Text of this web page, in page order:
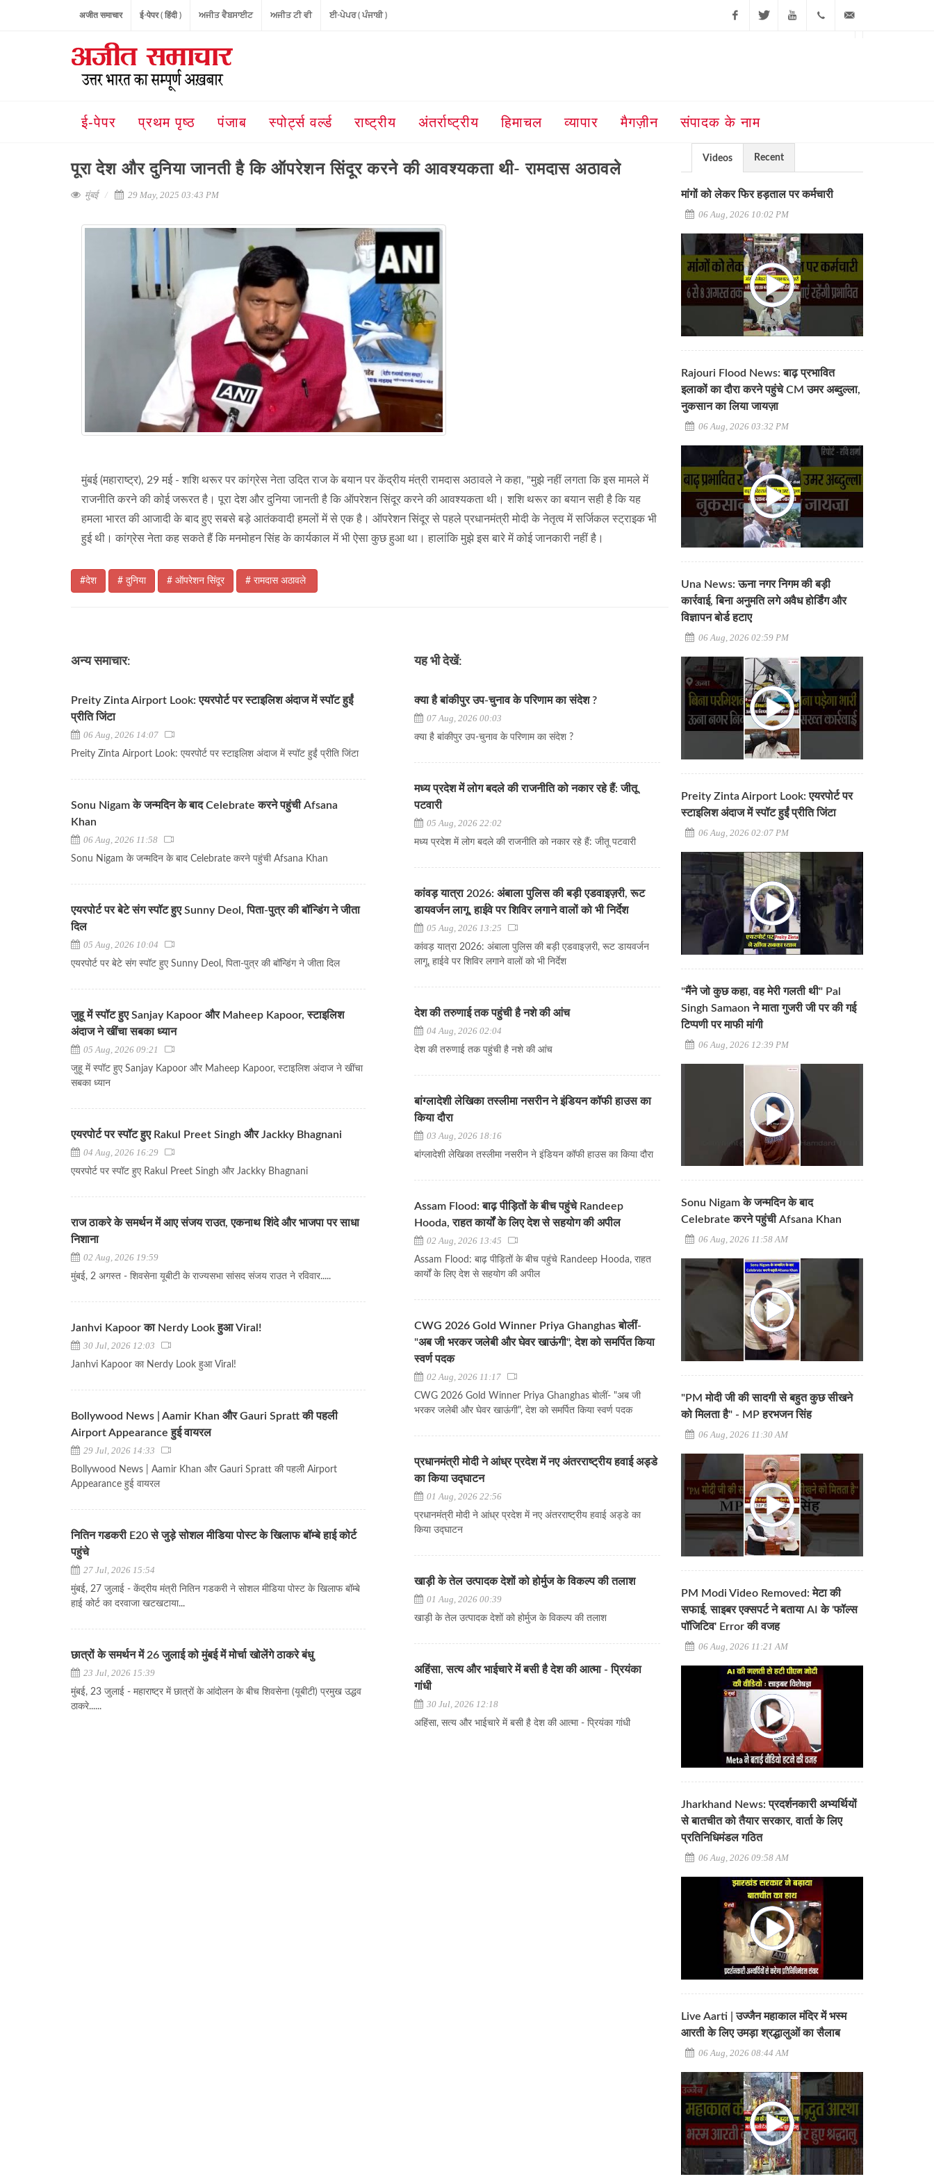
अजीत समाचार ई-पेपर ( हिंदी ) ਅਜੀਤ ਵੈਬਸਾਈਟ ਅਜੀਤ ਟੀ ਵੀ ਈ-ਪੇਪਰ ( ਪੰਜਾਬੀ )
ई-पेपर प्रथम पृष्ठ पंजाब स्पोर्ट्स वर्ल्ड राष्ट्रीय अंतर्राष्ट्रीय हिमाचल व्यापार मैगज़ीन संपादक के नाम
पूरा देश और दुनिया जानती है कि ऑपरेशन सिंदूर करने की आवश्यकता थी- रामदास अठावले
मुंबई 29 May, 2025 03:43 PM
मुंबई (महाराष्ट्र), 29 मई - शशि थरूर पर कांग्रेस नेता उदित राज के बयान पर केंद्रीय मंत्री रामदास अठावले ने कहा, "मुझे नहीं लगता कि इस मामले में
राजनीति करने की कोई जरूरत है। पूरा देश और दुनिया जानती है कि ऑपरेशन सिंदूर करने की आवश्यकता थी। शशि थरूर का बयान सही है कि यह
हमला भारत की आजादी के बाद हुए सबसे बड़े आतंकवादी हमलों में से एक है। ऑपरेशन सिंदूर से पहले प्रधानमंत्री मोदी के नेतृत्व में सर्जिकल स्ट्राइक भी
हुई थी। कांग्रेस नेता कह सकते हैं कि मनमोहन सिंह के कार्यकाल में भी ऐसा कुछ हुआ था। हालांकि मुझे इस बारे में कोई जानकारी नहीं है।
#देश # दुनिया # ऑपरेशन सिंदूर # रामदास अठावले
अन्य समाचार:
Preity Zinta Airport Look: एयरपोर्ट पर स्टाइलिश अंदाज में स्पॉट हुईं
प्रीति जिंटा
06 Aug, 2026 14:07
Preity Zinta Airport Look: एयरपोर्ट पर स्टाइलिश अंदाज में स्पॉट हुईं प्रीति जिंटा
Sonu Nigam के जन्मदिन के बाद Celebrate करने पहुंची Afsana
Khan
06 Aug, 2026 11:58
Sonu Nigam के जन्मदिन के बाद Celebrate करने पहुंची Afsana Khan
एयरपोर्ट पर बेटे संग स्पॉट हुए Sunny Deol, पिता-पुत्र की बॉन्डिंग ने जीता
दिल
05 Aug, 2026 10:04
एयरपोर्ट पर बेटे संग स्पॉट हुए Sunny Deol, पिता-पुत्र की बॉन्डिंग ने जीता दिल
जुहू में स्पॉट हुए Sanjay Kapoor और Maheep Kapoor, स्टाइलिश
अंदाज ने खींचा सबका ध्यान
05 Aug, 2026 09:21
जुहू में स्पॉट हुए Sanjay Kapoor और Maheep Kapoor, स्टाइलिश अंदाज ने खींचा
सबका ध्यान
एयरपोर्ट पर स्पॉट हुए Rakul Preet Singh और Jackky Bhagnani
04 Aug, 2026 16:29
एयरपोर्ट पर स्पॉट हुए Rakul Preet Singh और Jackky Bhagnani
राज ठाकरे के समर्थन में आए संजय राउत, एकनाथ शिंदे और भाजपा पर साधा
निशाना
02 Aug, 2026 19:59
मुंबई, 2 अगस्त - शिवसेना यूबीटी के राज्यसभा सांसद संजय राउत ने रविवार.....
Janhvi Kapoor का Nerdy Look हुआ Viral!
30 Jul, 2026 12:03
Janhvi Kapoor का Nerdy Look हुआ Viral!
Bollywood News | Aamir Khan और Gauri Spratt की पहली
Airport Appearance हुई वायरल
29 Jul, 2026 14:33
Bollywood News | Aamir Khan और Gauri Spratt की पहली Airport
Appearance हुई वायरल
नितिन गडकरी E20 से जुड़े सोशल मीडिया पोस्ट के खिलाफ बॉम्बे हाई कोर्ट
पहुंचे
27 Jul, 2026 15:54
मुंबई, 27 जुलाई - केंद्रीय मंत्री नितिन गडकरी ने सोशल मीडिया पोस्ट के खिलाफ बॉम्बे
हाई कोर्ट का दरवाजा खटखटाया...
छात्रों के समर्थन में 26 जुलाई को मुंबई में मोर्चा खोलेंगे ठाकरे बंधु
23 Jul, 2026 15:39
मुंबई, 23 जुलाई - महाराष्ट्र में छात्रों के आंदोलन के बीच शिवसेना (यूबीटी) प्रमुख उद्धव
ठाकरे......
यह भी देखें:
क्या है बांकीपुर उप-चुनाव के परिणाम का संदेश ?
07 Aug, 2026 00:03
क्या है बांकीपुर उप-चुनाव के परिणाम का संदेश ?
मध्य प्रदेश में लोग बदले की राजनीति को नकार रहे हैं: जीतू
पटवारी
05 Aug, 2026 22:02
मध्य प्रदेश में लोग बदले की राजनीति को नकार रहे हैं: जीतू पटवारी
कांवड़ यात्रा 2026: अंबाला पुलिस की बड़ी एडवाइज़री, रूट
डायवर्जन लागू, हाईवे पर शिविर लगाने वालों को भी निर्देश
05 Aug, 2026 13:25
कांवड़ यात्रा 2026: अंबाला पुलिस की बड़ी एडवाइज़री, रूट डायवर्जन
लागू, हाईवे पर शिविर लगाने वालों को भी निर्देश
देश की तरुणाई तक पहुंची है नशे की आंच
04 Aug, 2026 02:04
देश की तरुणाई तक पहुंची है नशे की आंच
बांग्लादेशी लेखिका तस्लीमा नसरीन ने इंडियन कॉफी हाउस का
किया दौरा
03 Aug, 2026 18:16
बांग्लादेशी लेखिका तस्लीमा नसरीन ने इंडियन कॉफी हाउस का किया दौरा
Assam Flood: बाढ़ पीड़ितों के बीच पहुंचे Randeep
Hooda, राहत कार्यों के लिए देश से सहयोग की अपील
02 Aug, 2026 13:45
Assam Flood: बाढ़ पीड़ितों के बीच पहुंचे Randeep Hooda, राहत
कार्यों के लिए देश से सहयोग की अपील
CWG 2026 Gold Winner Priya Ghanghas बोलीं-
"अब जी भरकर जलेबी और घेवर खाऊंगी", देश को समर्पित किया
स्वर्ण पदक
02 Aug, 2026 11:17
CWG 2026 Gold Winner Priya Ghanghas बोलीं- "अब जी
भरकर जलेबी और घेवर खाऊंगी", देश को समर्पित किया स्वर्ण पदक
प्रधानमंत्री मोदी ने आंध्र प्रदेश में नए अंतरराष्ट्रीय हवाई अड्डे
का किया उद्घाटन
01 Aug, 2026 22:56
प्रधानमंत्री मोदी ने आंध्र प्रदेश में नए अंतरराष्ट्रीय हवाई अड्डे का
किया उद्घाटन
खाड़ी के तेल उत्पादक देशों को होर्मुज के विकल्प की तलाश
01 Aug, 2026 00:39
खाड़ी के तेल उत्पादक देशों को होर्मुज के विकल्प की तलाश
अहिंसा, सत्य और भाईचारे में बसी है देश की आत्मा - प्रियंका
गांधी
30 Jul, 2026 12:18
अहिंसा, सत्य और भाईचारे में बसी है देश की आत्मा - प्रियंका गांधी
Videos Recent
मांगों को लेकर फिर हड़ताल पर कर्मचारी
06 Aug, 2026 10:02 PM
Rajouri Flood News: बाढ़ प्रभावित
इलाकों का दौरा करने पहुंचे CM उमर अब्दुल्ला,
नुकसान का लिया जायज़ा
06 Aug, 2026 03:32 PM
Una News: ऊना नगर निगम की बड़ी
कार्रवाई, बिना अनुमति लगे अवैध होर्डिंग और
विज्ञापन बोर्ड हटाए
06 Aug, 2026 02:59 PM
Preity Zinta Airport Look: एयरपोर्ट पर
स्टाइलिश अंदाज में स्पॉट हुईं प्रीति जिंटा
06 Aug, 2026 02:07 PM
"मैंने जो कुछ कहा, वह मेरी गलती थी" Pal
Singh Samaon ने माता गुजरी जी पर की गई
टिप्पणी पर माफी मांगी
06 Aug, 2026 12:39 PM
Sonu Nigam के जन्मदिन के बाद
Celebrate करने पहुंची Afsana Khan
06 Aug, 2026 11:58 AM
"PM मोदी जी की सादगी से बहुत कुछ सीखने
को मिलता है" - MP हरभजन सिंह
06 Aug, 2026 11:30 AM
PM Modi Video Removed: मेटा की
सफाई, साइबर एक्सपर्ट ने बताया AI के 'फॉल्स
पॉजिटिव' Error की वजह
06 Aug, 2026 11:21 AM
Jharkhand News: प्रदर्शनकारी अभ्यर्थियों
से बातचीत को तैयार सरकार, वार्ता के लिए
प्रतिनिधिमंडल गठित
06 Aug, 2026 09:58 AM
Live Aarti | उज्जैन महाकाल मंदिर में भस्म
आरती के लिए उमड़ा श्रद्धालुओं का सैलाब
06 Aug, 2026 08:44 AM